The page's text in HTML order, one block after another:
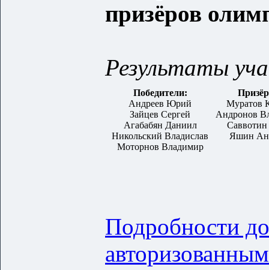
призёров
Результаты
Победители:
Андреев Юрий
Зайцев Сергей
Агабабян Даниил
Никольский Владислав
Моторнов Владимир
Муратов
Андронов
Яшин
Подробности